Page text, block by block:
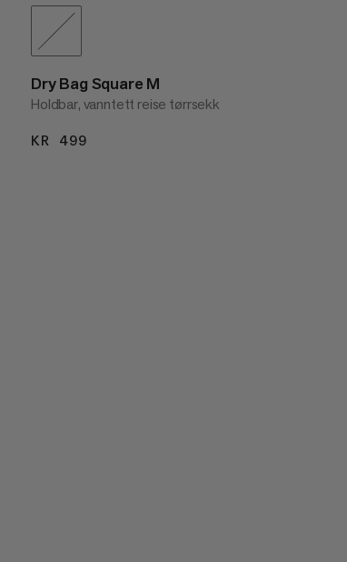
Dry Bag Square M
Holdbar, vanntett reise tørrsekk
KR 499